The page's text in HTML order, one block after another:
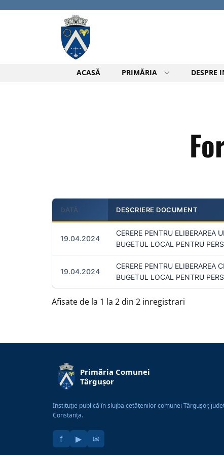
ACASĂ PRIMĂRIA DESPRE
DATĂ DESCRIERE DOCUMENT
19.04.2024
CERERE PENTRU ELIBERAREA
BUGETUL LOCAL PENTRU
19.04.2024
CERERE PENTRU ELIBERAREA
BUGETUL LOCAL PENTRU
Afisate de la 1 la 2 din 2 inregistrari
Primăria Comunei
Târgușor
Instituție publică în slujba cetățenilor comunei Târgușor,
Constanța.
f ▶ ✉